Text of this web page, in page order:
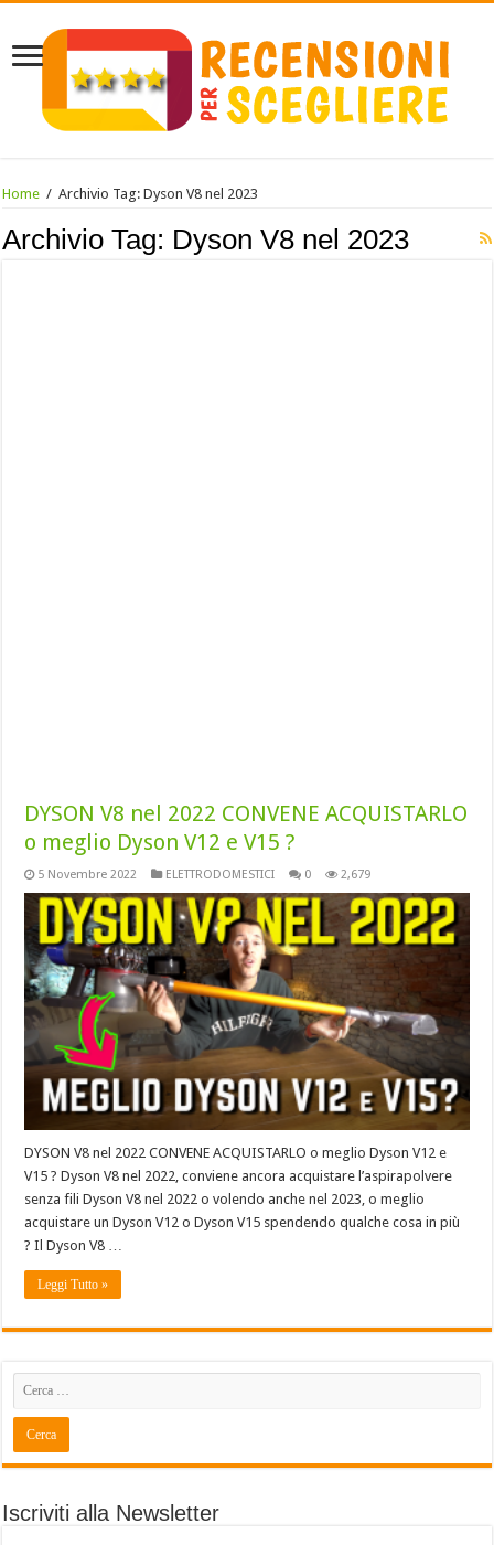
Home / Archivio Tag:Dyson V8 nel 2023
Archivio Tag: Dyson V8 nel 2023
DYSON V8 nel 2022 CONVENE ACQUISTARLO
o meglio Dyson V12 e V15 ?
5 Novembre 2022 ELETTRODOMESTICI 0 2,679
DYSON V8 nel 2022 CONVENE ACQUISTARLO o meglio Dyson V12 e
V15 ? Dyson V8 nel 2022, conviene ancora acquistare l’aspirapolvere
senza fili Dyson V8 nel 2022 o volendo anche nel 2023, o meglio
acquistare un Dyson V12 o Dyson V15 spendendo qualche cosa in più
? Il Dyson V8 …
Leggi Tutto »
Iscriviti alla Newsletter